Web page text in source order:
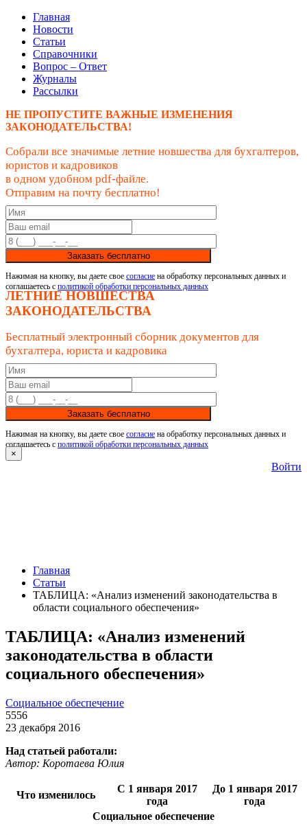
Главная
Новости
Статьи
Справочники
Вопрос – Ответ
Журналы
Рассылки
НЕ ПРОПУСТИТЕ ВАЖНЫЕ ИЗМЕНЕНИЯ
ЗАКОНОДАТЕЛЬСТВА!
Собрали все значимые летние новшества для бухгалтеров,
юристов и кадровиков
в одном удобном pdf-файле.
Отправим на почту бесплатно!
Заказать бесплатно
Нажимая на кнопку, вы даете свое согласие на обработку персональных данных и
соглашаетесь с политикой обработки персональных данных
ЛЕТНИЕ НОВШЕСТВА
ЗАКОНОДАТЕЛЬСТВА
Бесплатный электронный сборник документов для
бухгалтера, юриста и кадровика
Заказать бесплатно
Нажимая на кнопку, вы даете свое согласие на обработку персональных данных и
соглашаетесь с политикой обработки персональных данных
×
Войти
Главная
Статьи
ТАБЛИЦА: «Анализ изменений законодательства в
области cоциального обеспечения»
ТАБЛИЦА: «Анализ изменений
законодательства в области
cоциального обеспечения»
Социальное обеспечение
5556
23 декабря 2016
Над статьей работали:
Автор: Коротаева Юлия
Что изменилось
С 1 января 2017
года
До 1 января 2017
года
Социальное обеспечение